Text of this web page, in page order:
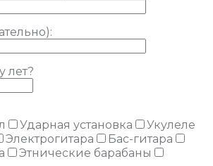
лет?
Ударная установка
Укулеле
Электрогитара
Бас-гитара
Этнические барабаны